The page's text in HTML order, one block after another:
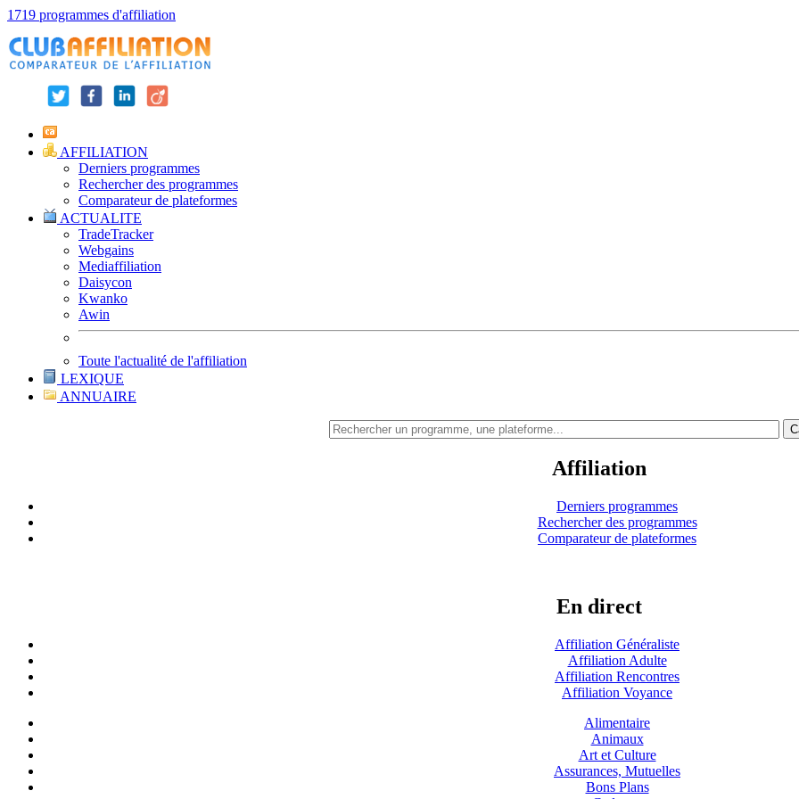
1719 programmes d'affiliation
AFFILIATION
Derniers programmes
Rechercher des programmes
Comparateur de plateformes
ACTUALITE
TradeTracker
Webgains
Mediaffiliation
Daisycon
Kwanko
Awin
Toute l'actualité de l'affiliation
LEXIQUE
ANNUAIRE
Affiliation
Derniers programmes
Rechercher des programmes
Comparateur de plateformes
En direct
Affiliation Généraliste
Affiliation Adulte
Affiliation Rencontres
Affiliation Voyance
Alimentaire
Animaux
Art et Culture
Assurances, Mutuelles
Bons Plans